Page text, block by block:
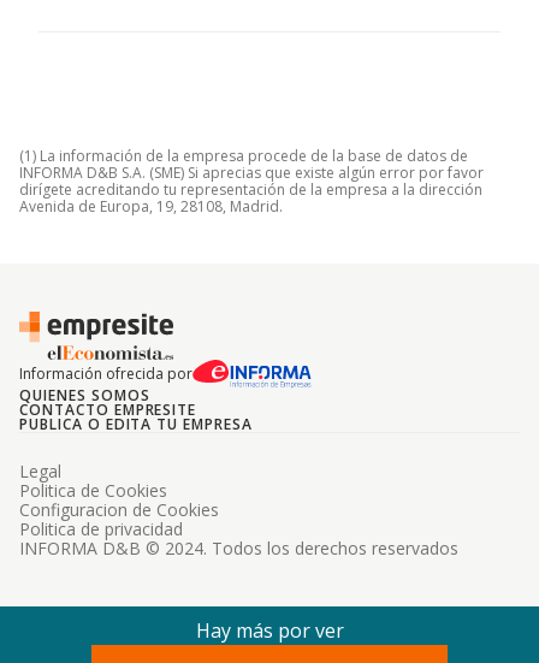
(1) La información de la empresa procede de la base de datos de
INFORMA D&B S.A. (SME) Si aprecias que existe algún error por favor
dirígete acreditando tu representación de la empresa a la dirección
Avenida de Europa, 19, 28108, Madrid.
Información ofrecida por
QUIENES SOMOS
CONTACTO EMPRESITE
PUBLICA O EDITA TU EMPRESA
INFORMA D&B © 2024. Todos los derechos reservados
Legal
Politica de Cookies
Configuracion de Cookies
Politica de privacidad
Hay más por ver